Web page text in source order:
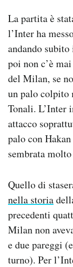
Esci
La partita è
l’Inter ha
andando
poi non c’è
del Milan, se
un palo colpito
Tonali. L’Inter
attacco
palo con
sembrata
Quello di
nella storia
precedenti
Milan non
e due pareggi
turno). Per